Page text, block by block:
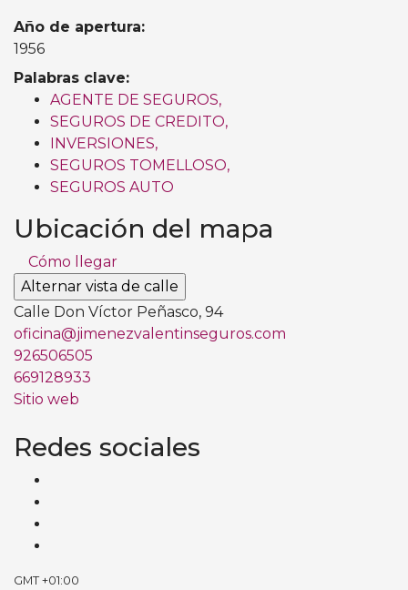
Año de apertura:
1956
Palabras clave:
AGENTE DE SEGUROS,
SEGUROS DE CREDITO,
INVERSIONES,
SEGUROS TOMELLOSO,
SEGUROS AUTO
Ubicación del mapa
Cómo llegar
Calle Don Víctor Peñasco, 94
oficina@jimenezvalentinseguros.com
926506505
669128933
Sitio web
Redes sociales
GMT +01:00